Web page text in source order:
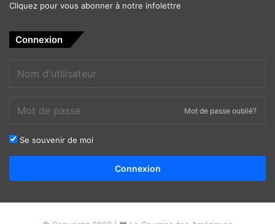
Cliquez pour vous abonner à notre infolettre
Connexion
Mot de passe oublié?
Se souvenir de moi
Connexion